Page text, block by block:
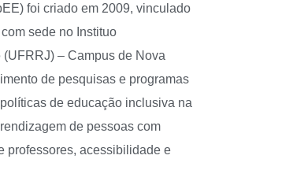
foi criado em 2009, vinculado
sede no Instituo
– Campus de Nova
de pesquisas e programas
de educação inclusiva na
de pessoas com
professores, acessibilidade e